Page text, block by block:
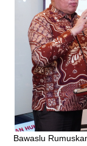
Bawaslu